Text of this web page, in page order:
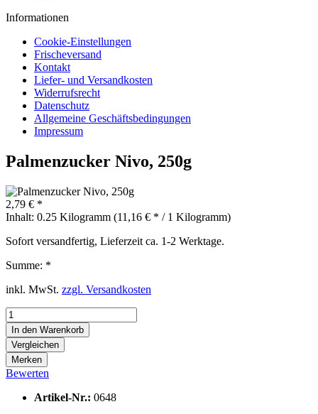
Informationen
Cookie-Einstellungen
Frischeversand
Kontakt
Liefer- und Versandkosten
Widerrufsrecht
Datenschutz
Allgemeine Geschäftsbedingungen
Impressum
Palmenzucker Nivo, 250g
2,79 € *
Inhalt: 0.25 Kilogramm (11,16 € * / 1 Kilogramm)
Sofort versandfertig, Lieferzeit ca. 1-2 Werktage.
Summe: *
inkl. MwSt. zzgl. Versandkosten
In den Warenkorb
Vergleichen
Merken
Bewerten
Artikel-Nr.: 0648